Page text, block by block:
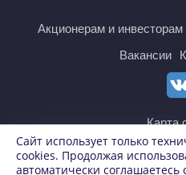
Сайт использует только
cookies. Продолжая
автоматически
Акционерам и инвесторам
Вакансии
Карта